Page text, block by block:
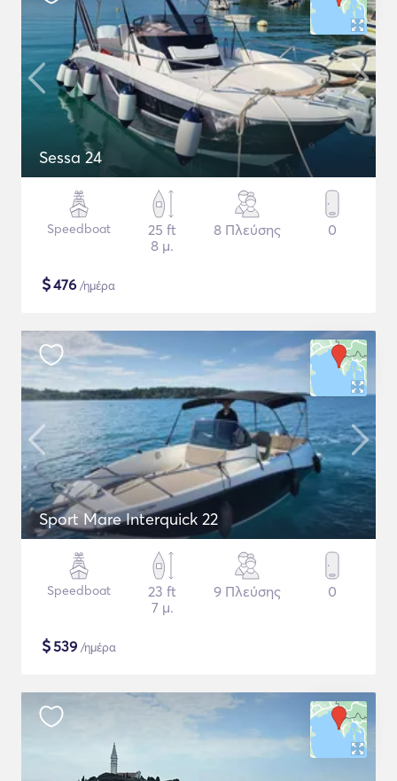
Sessa 24
Speedboat
25 ft
8 μ.
8 Πλεύσης 0
$476 /ημέρα
Sport Mare Interquick 22
Speedboat
23 ft
7 μ.
9 Πλεύσης 0
$539 /ημέρα